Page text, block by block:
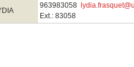
963983058
Ext.: 83058